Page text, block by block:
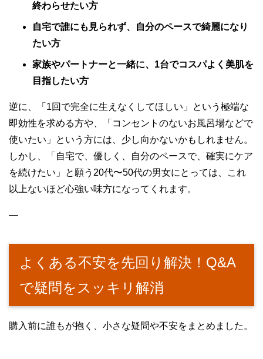
終わらせたい方
自宅で誰にも見られず、自分のペースで綺麗になり
たい方
家族やパートナーと一緒に、1台でコスパよく美肌を
目指したい方
逆に、「1回で完全に生えなくしてほしい」という極端な
即効性を求める方や、「コンセントのないお風呂場などで
使いたい」という方には、少し向かないかもしれません。
しかし、「自宅で、優しく、自分のペースで、確実にケア
を続けたい」と願う20代〜50代の男女にとっては、これ
以上ないほど心強い味方になってくれます。
—
よくある不安を先回り解決！Q&A
で疑問をスッキリ解消
購入前に誰もが抱く、小さな疑問や不安をまとめました。